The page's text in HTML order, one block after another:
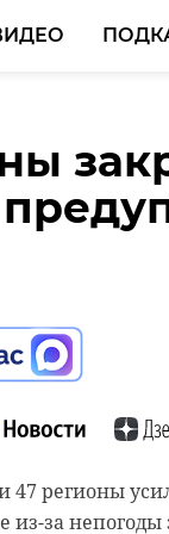
регионы
из-за
ФАД
«Северо-
на 410